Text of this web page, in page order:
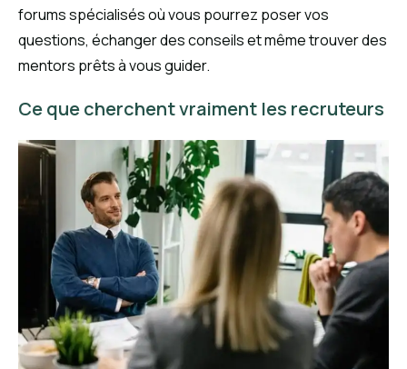
forums spécialisés où vous pourrez poser vos
questions, échanger des conseils et même trouver des
mentors prêts à vous guider.
Ce que cherchent vraiment les recruteurs